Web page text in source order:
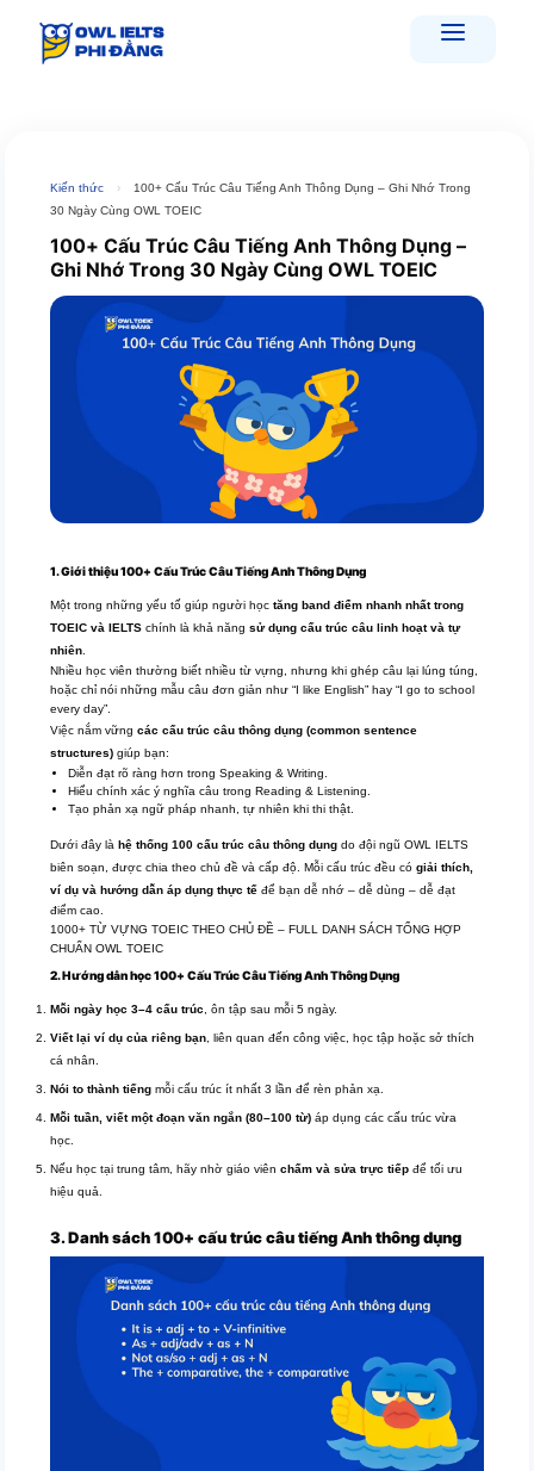
Kiến thức ›
100+ Cấu Trúc Câu Tiếng Anh Thông Dụng – Ghi Nhớ Trong
30 Ngày Cùng OWL TOEIC
100+ Cấu Trúc Câu Tiếng Anh Thông Dụng –
Ghi Nhớ Trong 30 Ngày Cùng OWL TOEIC
1. Giới thiệu 100+ Cấu Trúc Câu Tiếng Anh Thông Dụng
Một trong những yếu tố giúp người họctăng band điểm nhanh nhất trong
TOEIC và IELTS chính là khả năngsử dụng cấu trúc câu linh hoạt và tự
nhiên
Nhiều học viên thường biết nhiều từ vựng, nhưng khi ghép câu lại lúng túng,
hoặc chỉ nói những mẫu câu đơn giản như “I like English” hay “I go to school
every day”.
Việc nắm vữngcác cấu trúc câu thông dụng (common sentence
structures) giúp bạn:
Diễn đạt rõ ràng hơn trong Speaking & Writing.
Hiểu chính xác ý nghĩa câu trong Reading & Listening.
Tạo phản xạ ngữ pháp nhanh, tự nhiên khi thi thật.
Dưới đây làhệ thống 100 cấu trúc câu thông dụng do đội ngũ OWL IELTS
biên soạn, được chia theo chủ đề và cấp độ. Mỗi cấu trúc đều cógiải thích,
ví dụ và hướng dẫn áp dụng thực tế để bạn dễ nhớ – dễ dùng – dễ đạt
điểm cao.
1000+ TỪ VỰNG TOEIC THEO CHỦ ĐỀ – FULL DANH SÁCH TỔNG HỢP
CHUẨN OWL TOEIC
2. Hướng dẫn học 100+ Cấu Trúc Câu Tiếng Anh Thông Dụng
Mỗi ngày học 3–4 cấu trúc , ôn tập sau mỗi 5 ngày.
Viết lại ví dụ của riêng bạn , liên quan đến công việc, học tập hoặc sở thích
cá nhân.
Nói to thành tiếng mỗi cấu trúc ít nhất 3 lần để rèn phản xạ.
Mỗi tuần, viết một đoạn văn ngắn (80–100 từ) áp dụng các cấu trúc vừa
học.
Nếu học tại trung tâm, hãy nhờ giáo viênchấm và sửa trực tiếp để tối ưu
hiệu quả.
3. Danh sách 100+ cấu trúc câu tiếng Anh thông dụng